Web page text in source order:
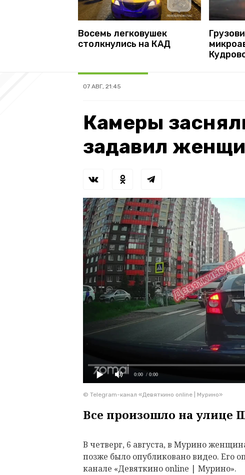
Восемь легковушек
столкнулись на КАД
07 АВГ, 21:45
Камеры
задавил
0:00 / 0:00
© Telegram-канал «Девяткино online | Мурино»
Все произошло на улице
В четверг, 6 августа, в Мурино
позже было опубликовано видео. Его
канале «Девяткино online | Мурино».